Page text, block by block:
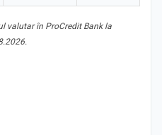
valutar în ProCredit Bank la